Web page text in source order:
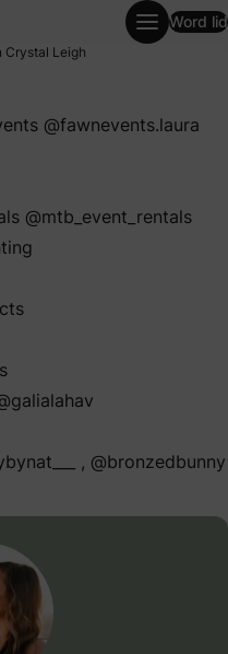
Leigh
Word lid
Crystal Leigh
@fawnevents.laura
@mtb_event_rentals
, @bronzedbunny